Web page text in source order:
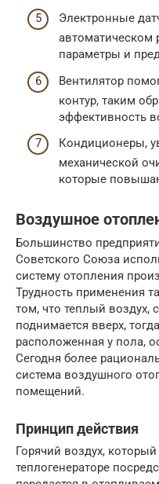
Электронные
автоматическом
параметры и
Вентилятор
контур, таким
эффективность
Кондиционеры,
механической
которые
Воздушное
Большинство
Советского Союза
систему отопления
Трудность применения
том, что теплый воздух,
поднимается вверх,
расположенная у пола,
Сегодня более
система воздушного
помещений.
Принцип действия
Горячий воздух,
теплогенераторе